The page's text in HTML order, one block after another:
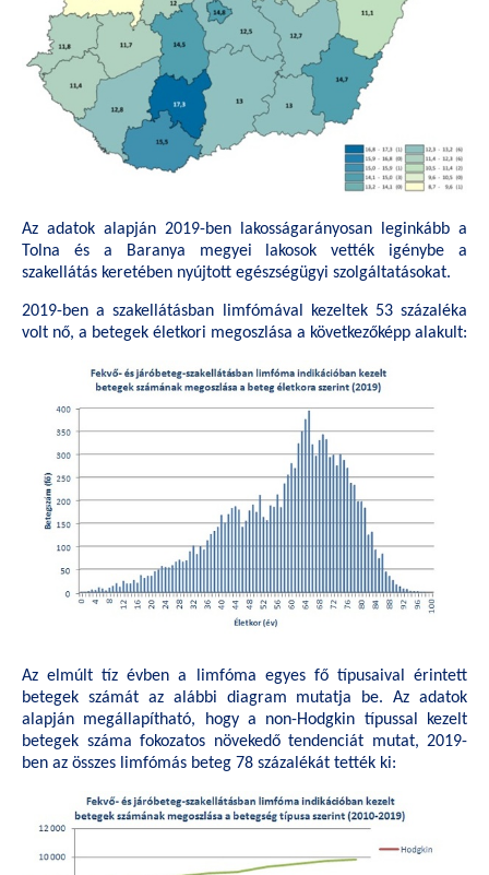
Az adatok alapján 2019-ben lakosságarányosan leginkább a
Tolna és a Baranya megyei lakosok vették igénybe a
szakellátás keretében nyújtott egészségügyi szolgáltatásokat.
2019-ben a szakellátásban limfómával kezeltek 53 százaléka
volt nő, a betegek életkori megoszlása a következőképp alakult:
Az elmúlt tíz évben a limfóma egyes fő típusaival érintett
betegek számát az alábbi diagram mutatja be. Az adatok
alapján megállapítható, hogy a non-Hodgkin típussal kezelt
betegek száma fokozatos növekedő tendenciát mutat, 2019-
ben az összes limfómás beteg 78 százalékát tették ki: